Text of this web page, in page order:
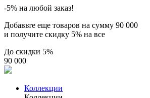
-5% на любой заказ!
Добавьте еще товаров на сумму 90 000
и получите скидку 5% на все
До скидки 5%
90 000
Коллекции